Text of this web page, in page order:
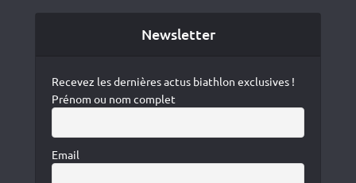
Newsletter
Recevez les dernières actus biathlon exclusives !
Prénom ou nom complet
Email